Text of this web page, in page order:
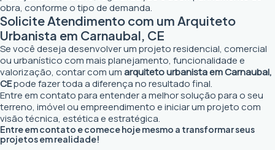
obra, conforme o tipo de demanda.
Solicite Atendimento com um Arquiteto
Urbanista em Carnaubal, CE
Se você deseja desenvolver um projeto residencial, comercial
ou urbanístico com mais planejamento, funcionalidade e
valorização, contar com umarquiteto urbanista em Carnaubal,
CEpode fazer toda a diferença no resultado final.
Entre em contato para entender a melhor solução para o seu
terreno, imóvel ou empreendimento e iniciar um projeto com
visão técnica, estética e estratégica.
Entre em contato e comece hoje mesmo a transformar seus
projetos em realidade!